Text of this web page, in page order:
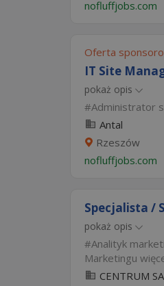
nofluffjobs.com
Oferta
IT Site
pokaż opis
Administrator
Antal
Rzeszów
nofluffjobs.com
Specjalista /
pokaż opis
Analityk
Marketingu
CENTRUM